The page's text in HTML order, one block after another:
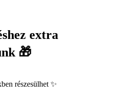
extra
🎁
részesülhet ✨